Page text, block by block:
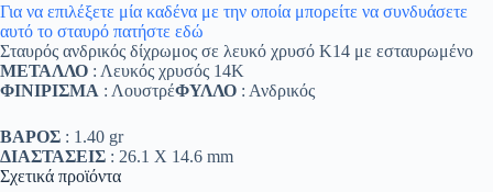
Για να επιλέξετε μία καδένα με την οποία μπορείτε να συνδυάσετε
αυτό το σταυρό πατήστε εδώ
Σταυρός ανδρικός δίχρωμος σε λευκό χρυσό Κ14 με εσταυρωμένο
ΜΕΤΑΛΛΟ : Λευκός χρυσός 14K
ΦΙΝΙΡΙΣΜΑ : ΛουστρέΦΥΛΛΟ : Ανδρικός
ΒΑΡΟΣ : 1.40 gr
ΔΙΑΣΤΑΣΕΙΣ : 26.1 Χ 14.6 mm
Σχετικά προϊόντα